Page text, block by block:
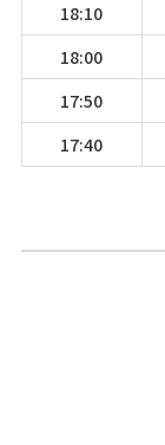
18:10
18:00
17:50
17:40